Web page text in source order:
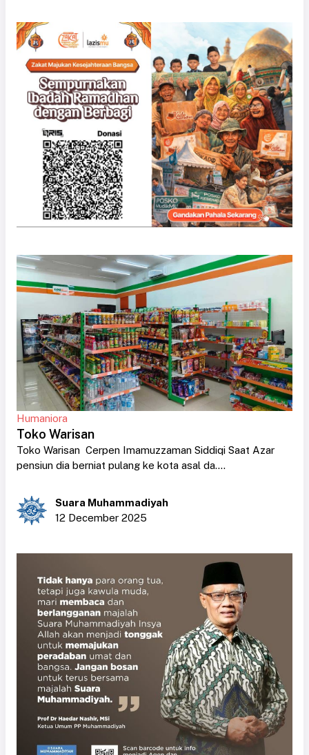
Humaniora
Toko Warisan
Toko Warisan Cerpen Imamuzzaman Siddiqi Saat Azar
pensiun dia berniat pulang ke kota asal da....
Suara Muhammadiyah
12 December 2025